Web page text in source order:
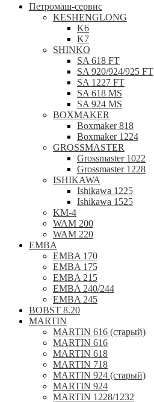
Петромаш-сервис
KESHENGLONG
K6
K7
SHINKO
SA 618 FT
SA 920/924/925 FT
SA 1227 FT
SA 618 MS
SA 924 MS
BOXMAKER
Boxmaker 818
Boxmaker 1224
GROSSMASTER
Grossmaster 1022
Grossmaster 1228
ISHIKAWA
Ishikawa 1225
Ishikawa 1525
KM-4
WAM 200
WAM 220
EMBA
EMBA 170
EMBA 175
EMBA 215
EMBA 240/244
EMBA 245
BOBST 8.20
MARTIN
MARTIN 616 (старый)
MARTIN 616
MARTIN 618
MARTIN 718
MARTIN 924 (старый)
MARTIN 924
MARTIN 1228/1232